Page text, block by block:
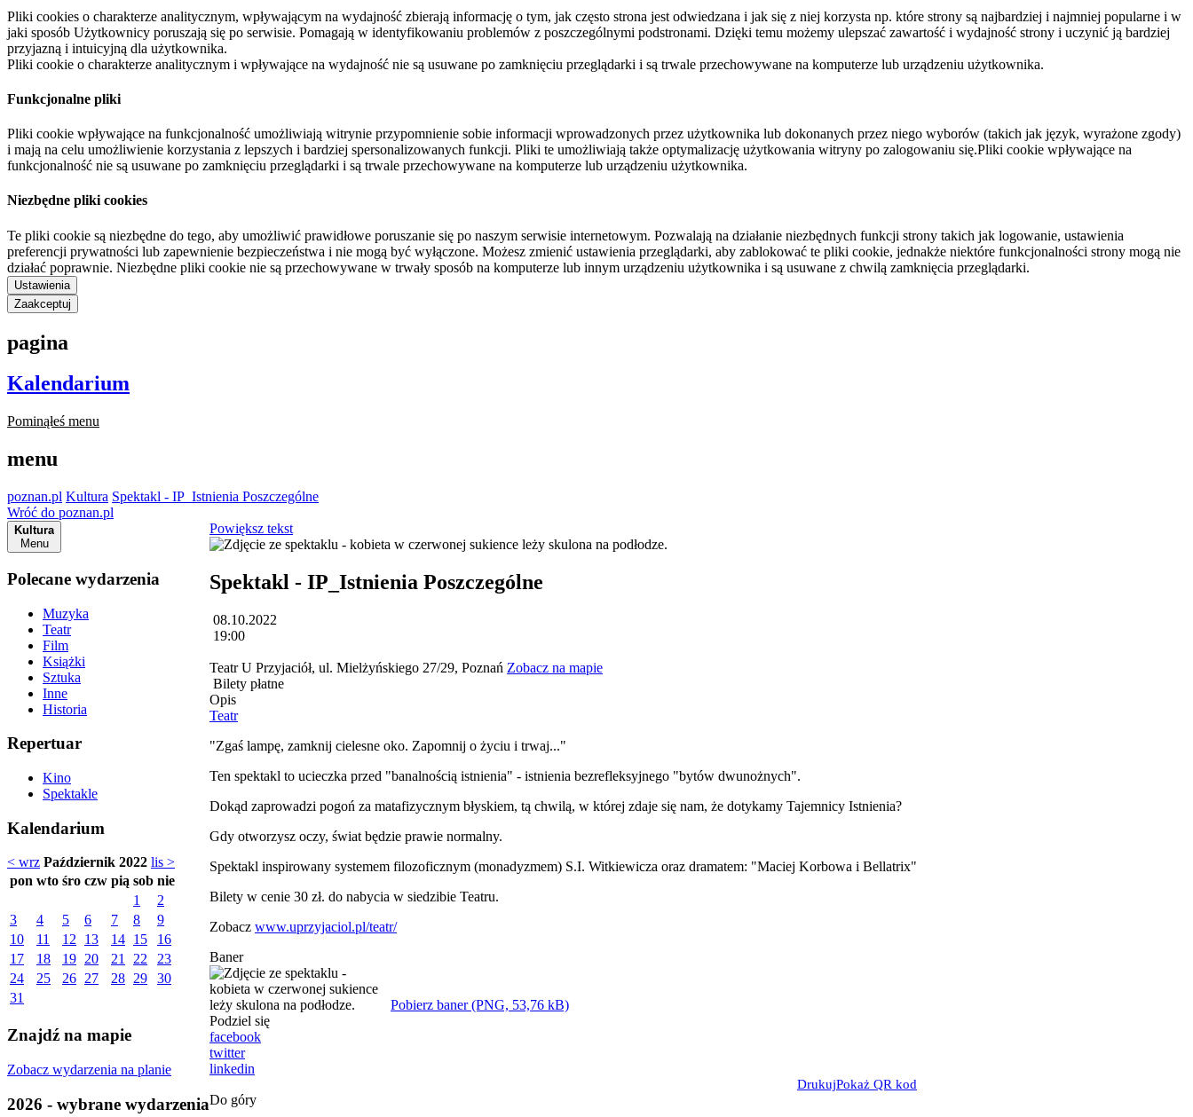
Pliki cookies o charakterze analitycznym, wpływającym na wydajność zbierają informację o tym, jak często strona jest odwiedzana i jak się z niej korzysta np. które strony są najbardziej i najmniej popularne i w
jaki sposób Użytkownicy poruszają się po serwisie. Pomagają w identyfikowaniu problemów z poszczególnymi podstronami. Dzięki temu możemy ulepszać zawartość i wydajność strony i uczynić ją bardziej
przyjazną i intuicyjną dla użytkownika.
Pliki cookie o charakterze analitycznym i wpływające na wydajność nie są usuwane po zamknięciu przeglądarki i są trwale przechowywane na komputerze lub urządzeniu użytkownika.
Funkcjonalne pliki
Pliki cookie wpływające na funkcjonalność umożliwiają witrynie przypomnienie sobie informacji wprowadzonych przez użytkownika lub dokonanych przez niego wyborów (takich jak język, wyrażone zgody)
i mają na celu umożliwienie korzystania z lepszych i bardziej spersonalizowanych funkcji. Pliki te umożliwiają także optymalizację użytkowania witryny po zalogowaniu się.Pliki cookie wpływające na
funkcjonalność nie są usuwane po zamknięciu przeglądarki i są trwale przechowywane na komputerze lub urządzeniu użytkownika.
Niezbędne pliki cookies
Te pliki cookie są niezbędne do tego, aby umożliwić prawidłowe poruszanie się po naszym serwisie internetowym. Pozwalają na działanie niezbędnych funkcji strony takich jak logowanie, ustawienia
preferencji prywatności lub zapewnienie bezpieczeństwa i nie mogą być wyłączone. Możesz zmienić ustawienia przeglądarki, aby zablokować te pliki cookie, jednakże niektóre funkcjonalności strony mogą nie
działać poprawnie. Niezbędne pliki cookie nie są przechowywane w trwały sposób na komputerze lub innym urządzeniu użytkownika i są usuwane z chwilą zamknięcia przeglądarki.
Ustawienia
Zaakceptuj
pagina
Kalendarium
Pominąłeś menu
menu
poznan.pl Kultura Spektakl - IP_Istnienia Poszczególne
Wróć do poznan.pl
Kultura
Menu
Polecane wydarzenia
Muzyka
Teatr
Film
Książki
Sztuka
Inne
Historia
Repertuar
Kino
Spektakle
Kalendarium
< wrz Październik 2022 lis >
pon wto śro czw pią sob nie
1
2
3
4 5 6 7 8
9
10
11 12 13 14 15
16
17
18 19 20 21 22
23
24
25 26 27 28 29
30
31
Znajdź na mapie
Zobacz wydarzenia na planie
2026 - wybrane wydarzenia
Powiększ tekst
Spektakl - IP_Istnienia Poszczególne
08.10.2022
19:00
Teatr U Przyjaciół, ul. Mielżyńskiego 27/29, Poznań Zobacz na mapie
Bilety płatne
Opis
Teatr
"Zgaś lampę, zamknij cielesne oko. Zapomnij o życiu i trwaj..."
Ten spektakl to ucieczka przed "banalnością istnienia" - istnienia bezrefleksyjnego "bytów dwunożnych".
Dokąd zaprowadzi pogoń za matafizycznym błyskiem, tą chwilą, w której zdaje się nam, że dotykamy Tajemnicy Istnienia?
Gdy otworzysz oczy, świat będzie prawie normalny.
Spektakl inspirowany systemem filozoficznym (monadyzmem) S.I. Witkiewicza oraz dramatem: "Maciej Korbowa i Bellatrix"
Bilety w cenie 30 zł. do nabycia w siedzibie Teatru.
Zobacz www.uprzyjaciol.pl/teatr/
Baner
Pobierz baner (PNG, 53,76 kB)
Podziel się
facebook
twitter
linkedin
DrukujPokaż QR kod
Do góry